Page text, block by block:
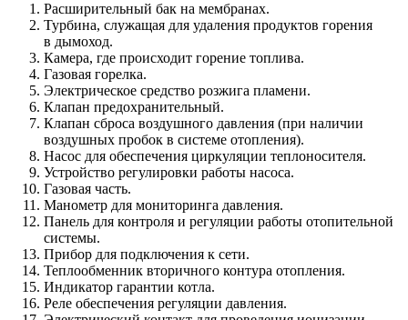
Расширительный бак на мембранах.
Турбина, служащая для удаления продуктов горения
в дымоход.
Камера, где происходит горение топлива.
Газовая горелка.
Электрическое средство розжига пламени.
Клапан предохранительный.
Клапан сброса воздушного давления (при наличии
воздушных пробок в системе отопления).
Насос для обеспечения циркуляции теплоносителя.
Устройство регулировки работы насоса.
Газовая часть.
Манометр для мониторинга давления.
Панель для контроля и регуляции работы отопительной
системы.
Прибор для подключения к сети.
Теплообменник вторичного контура отопления.
Индикатор гарантии котла.
Реле обеспечения регуляции давления.